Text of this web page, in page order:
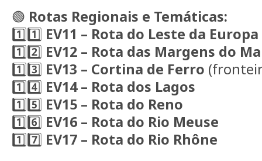
🟢 Rotas Regionais e Temáticas:
1️⃣1️⃣ EV11 – Rota do Leste da Europa
1️⃣2️⃣ EV12 – Rota das Margens do
1️⃣3️⃣ EV13 – Cortina de Ferro
1️⃣4️⃣ EV14 – Rota dos Lagos
1️⃣5️⃣ EV15 – Rota do Reno
1️⃣6️⃣ EV16 – Rota do Rio Meuse
1️⃣7️⃣ EV17 – Rota do Rio Rhône